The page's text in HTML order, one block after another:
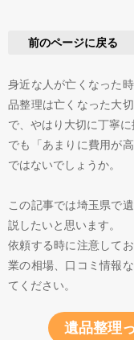
前のページに戻る
身近な人が亡くなった
品整理は亡くなった大
で、やはり大切に丁寧
でも「あまりに費用が
ではないでしょうか。
この記事では埼玉県で
説したいと思います。
依頼する時に注意して
業の相場、口コミ情報
てください。
遺品整理